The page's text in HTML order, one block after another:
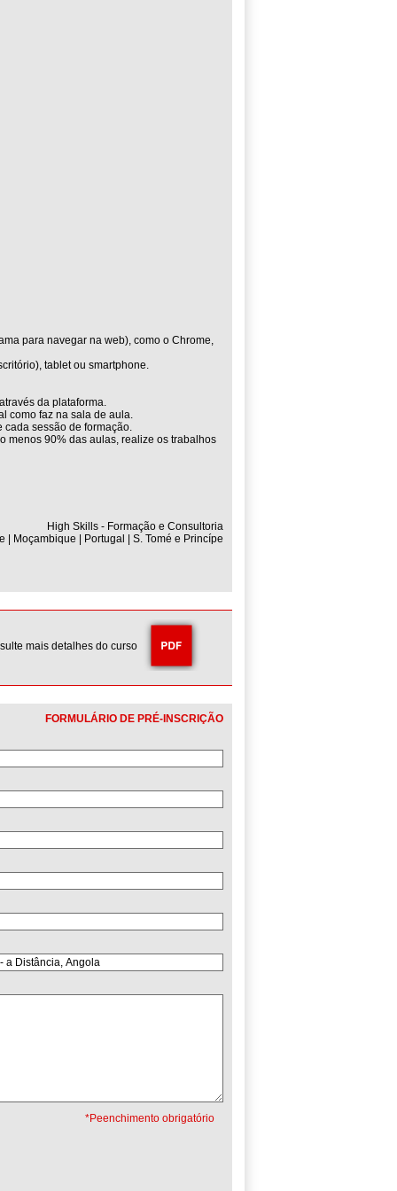
para navegar na web), como o Chrome,
tablet ou smartphone.
da plataforma.
como faz na sala de aula.
sessão de formação.
menos 90% das aulas, realize os trabalhos
High Skills - Formação e Consultoria
| Moçambique | Portugal | S. Tomé e Princípe
mais detalhes do curso
FORMULÁRIO DE PRÉ-INSCRIÇÃO
*Peenchimento obrigatório